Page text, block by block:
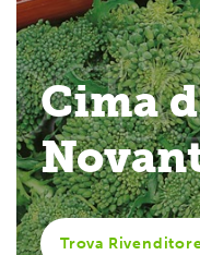
Cima
Trova